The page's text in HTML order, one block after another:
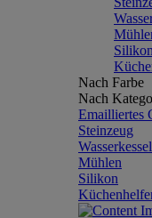
Silikon
Nach Farbe
Nach
Emailliertes
Steinzeug
Wasserkessel
Mühlen
Silikon